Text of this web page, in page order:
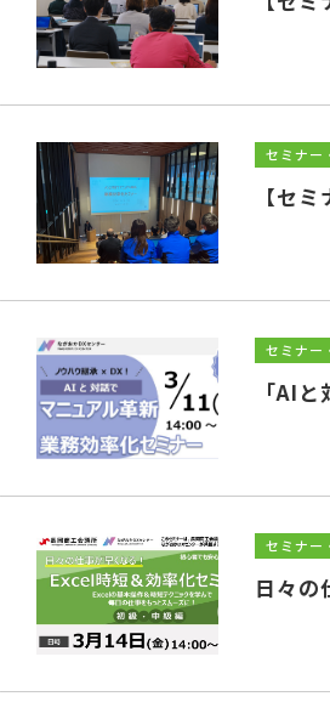
セミナー
【セ
セミナー
「AI
セミナー
日々の